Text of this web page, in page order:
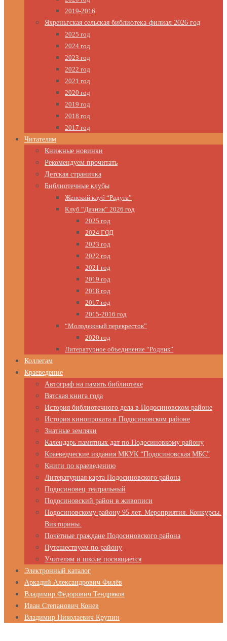
2019-2016
Яхреньгская сельская библиотека-филиал 2026 год
2025 год
2024 год
2023 год
2022 год
2021 год
2020 год
2019 год
2018 год
2017 год
Читателям
Книжные новинки
Рекомендуем прочитать
Детская страничка
Библиотечные клубы
Женский клуб “Радуга”
Клуб “Дачник” 2026 год
2025 год
2024 ГОД
2023 год
2022 год
2021 год
2019 год
2018 год
2017 год
2015-2016 год
“Молодежный перекресток”
2020 год
Литературное объединение “Родник”
Коллегам
Краеведение
Автограф на память библиотеке
Вятская книга года
История библиотечного дела в Подосиновском районе
История кинопроката в Подосиновском районе
Знатные земляки
Календарь памятных дат по Подосиновкому району
Краеведческие издания МКУК “Подосиновская МБС”
Книги по краеведению
Литературная карта Подосиновского района
Подосиновец театральный
Подосиновский район в живописи
Подосиновскому району 95 лет. Мероприятия. Конкурсы.
Викторины.
Почётные граждане Подосиновского района
Путешествуем по району
Учителям и школе посвящается
Электронный каталог
Аркадий Александрович Филёв
Владимир Фёдорович Тендряков
Иван Степанович Конев
Владимир Николаевич Крупин